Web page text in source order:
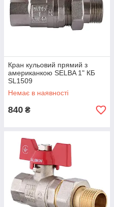
Кран кульовий прямий з
американкою SELBA 1" КБ
SL1509
Немає в наявності
840 ₴